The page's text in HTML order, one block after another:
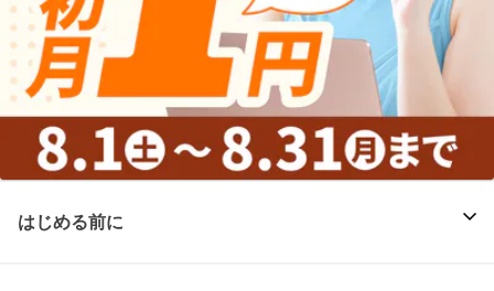
はじめる前に